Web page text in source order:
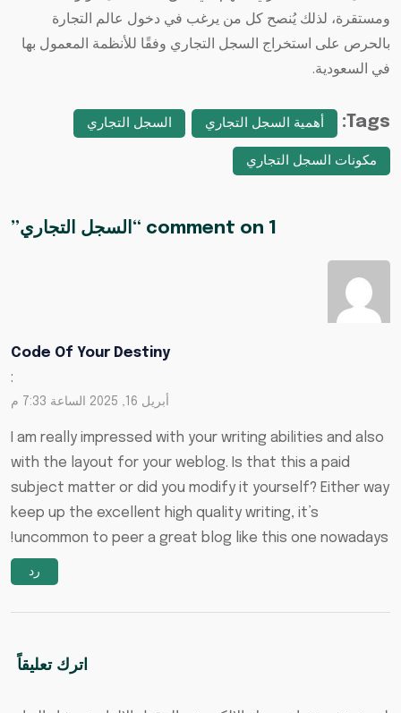
ومستقرة، لذلك يُنصح كل من يرغب في دخول عالم التجارة
بالحرص على استخراج السجل التجاري وفقًا للأنظمة المعمول بها
في السعودية.
Tags: أهمية السجل التجاري السجل التجاري
مكونات السجل التجاري
1 comment on “ السجل التجاري”
Code Of Your Destiny
:
أبريل 16, 2025 الساعة 7:33 م
I am really impressed with your writing abilities and also
with the layout for your weblog. Is that this a paid
subject matter or did you modify it yourself? Either way
keep up the excellent high quality writing, it’s
uncommon to peer a great blog like this one nowadays
!
رد
اترك تعليقاً